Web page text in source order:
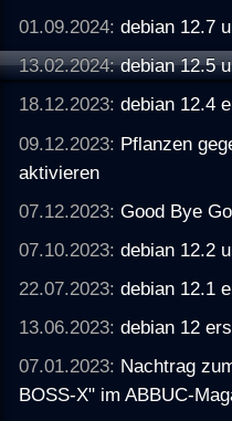
01.09.2024:debian 12.7
13.02.2024:debian 12.5
18.12.2023:debian 12.4
09.12.2023: Pflanzen
aktivieren
07.12.2023:Good Bye
07.10.2023:debian 12.2
22.07.2023:debian 12.1
13.06.2023:debian 12
07.01.2023: Nachtrag
BOSS-X" im ABBUC-